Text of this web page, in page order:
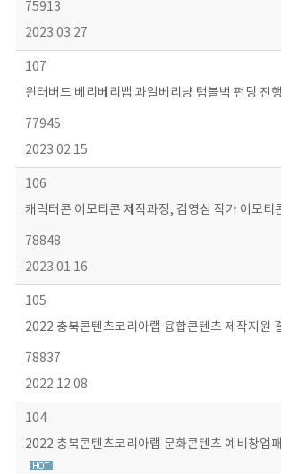
75913
2023.03.27
107
윈터버드 베리베리뱁 과일베리냥 텀블벅 펀딩 진
77945
2023.02.15
106
캐릭터콘 이모티콘 제작과정, 김영삼 작가 이모티
78848
2023.01.16
105
2022 충북콘텐츠코리아랩 융합콘텐츠 제작지원
78837
2022.12.08
104
2022 충북콘텐츠코리아랩 문화콘텐츠 예비창업